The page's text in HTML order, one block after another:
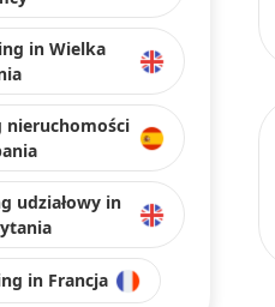
in Wielka
nieruchomości
udziałowy in
in Francja